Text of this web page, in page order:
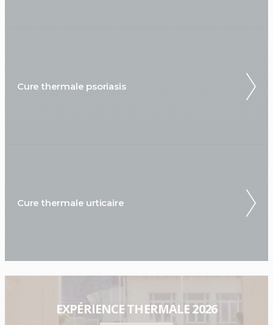
Cure thermale psoriasis
Cure thermale urticaire
EXPÉRIENCE THERMALE 2026